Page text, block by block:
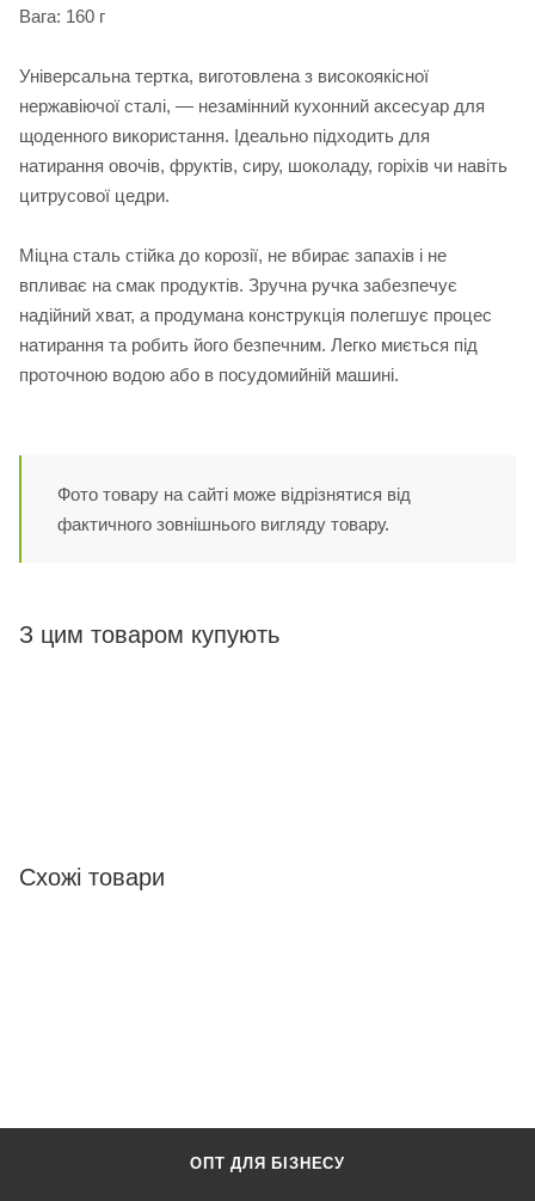
Вага: 160 г
Універсальна тертка, виготовлена з високоякісної
нержавіючої сталі, — незамінний кухонний аксесуар для
щоденного використання. Ідеально підходить для
натирання овочів, фруктів, сиру, шоколаду, горіхів чи навіть
цитрусової цедри.
Міцна сталь стійка до корозії, не вбирає запахів і не
впливає на смак продуктів. Зручна ручка забезпечує
надійний хват, а продумана конструкція полегшує процес
натирання та робить його безпечним. Легко миється під
проточною водою або в посудомийній машині.
Фото товару на сайті може відрізнятися від
фактичного зовнішнього вигляду товару.
З цим товаром купують
Схожі товари
ОПТ ДЛЯ БІЗНЕСУ